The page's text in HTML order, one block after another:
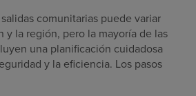
comunitarias puede variar
y la región, pero la mayoría de las
una planificación cuidadosa
y la eficiencia. Los pasos